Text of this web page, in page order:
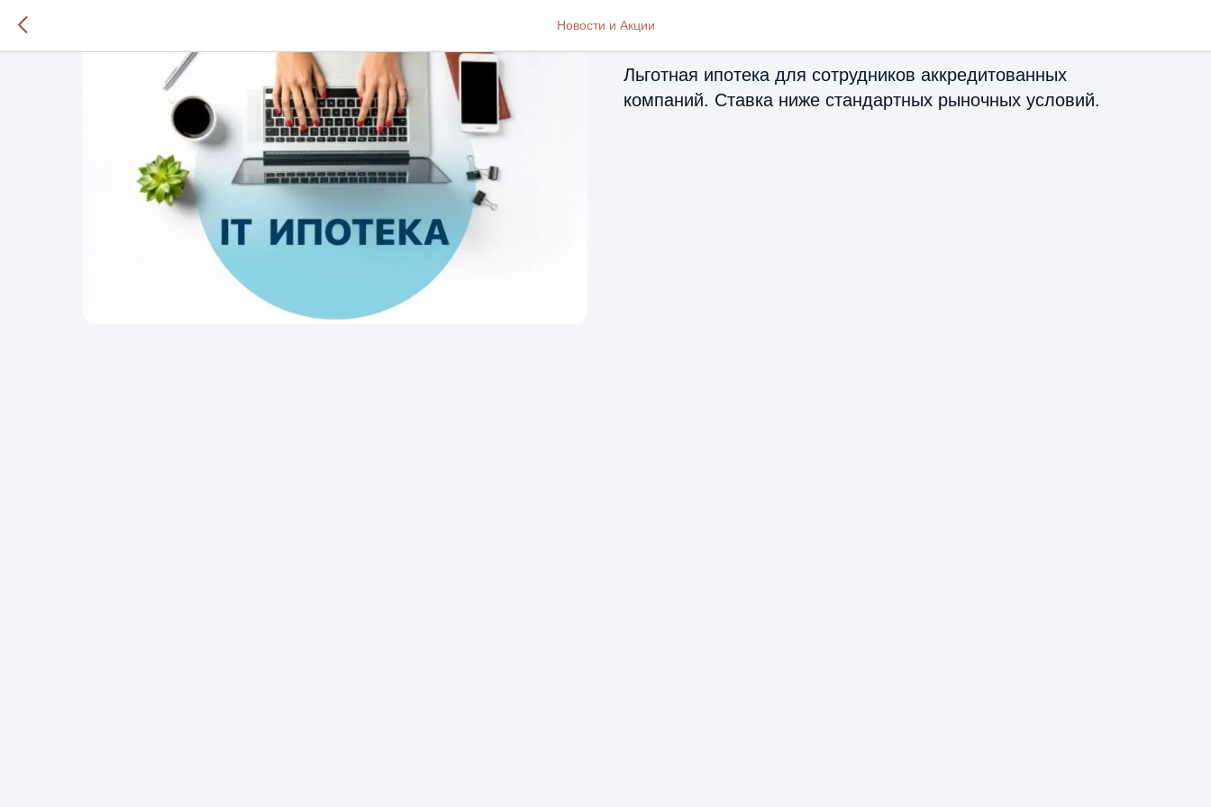
Новости и АкцииIt-ипотека от 2.2%
Льготная ипотека для сотрудников аккредитованных
компаний. Ставка ниже стандартных рыночных условий.